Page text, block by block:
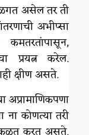
असेल तर ती
अभीप्सा
प्रयत्न करेल.
क्षीण असते.
अप्रामाणिकपणा
कोणत्या तरी